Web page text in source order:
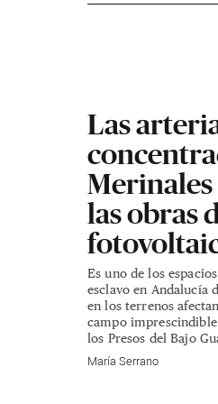
Las
las obras
Es uno de los
esclavo en Andalucía
en los terrenos
campo
los Presos del Bajo
María Serrano